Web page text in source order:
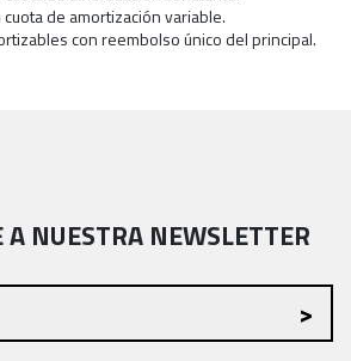
de amortización variable.
con reembolso único del principal.
A NUESTRA NEWSLETTER